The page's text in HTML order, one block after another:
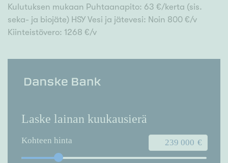
Kulutuksen mukaan Puhtaanapito: 63 €/kerta (sis.
seka- ja biojäte) HSY Vesi ja jätevesi: Noin 800 €/v
Kiinteistövero: 1268 €/v